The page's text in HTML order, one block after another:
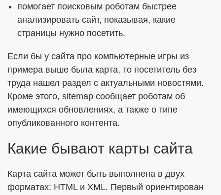
помогает поисковым роботам быстрее
анализировать сайт, показывая, какие
страницы нужно посетить.
Если бы у сайта про компьютерные игры из
примера выше была карта, то посетитель без
труда нашел раздел с актуальными новостями.
Кроме этого, sitemap сообщает роботам об
имеющихся обновлениях, а также о типе
опубликованного контента.
Какие бывают карты сайта
Карта сайта может быть выполнена в двух
форматах: HTML и XML. Первый ориентирован